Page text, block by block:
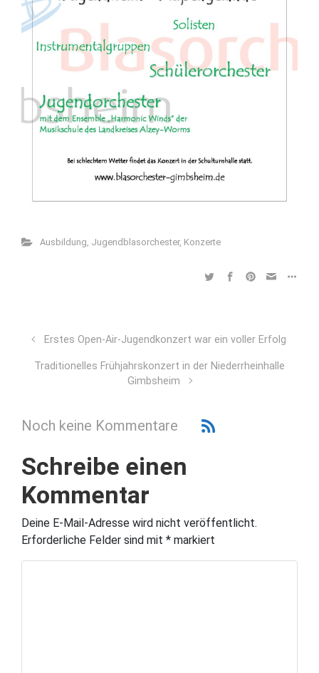
Ausbildung Jugendblasorchester, Konzerte
Erstes Open-Air-Jugendkonzert war ein voller Erfolg
Traditionelles Frühjahrskonzert in der Niederrheinhalle
Gimbsheim
Noch keine Kommentare
Schreibe einen
Kommentar
Deine E-Mail-Adresse wird nicht veröffentlicht.
Erforderliche Felder sind mit * markiert